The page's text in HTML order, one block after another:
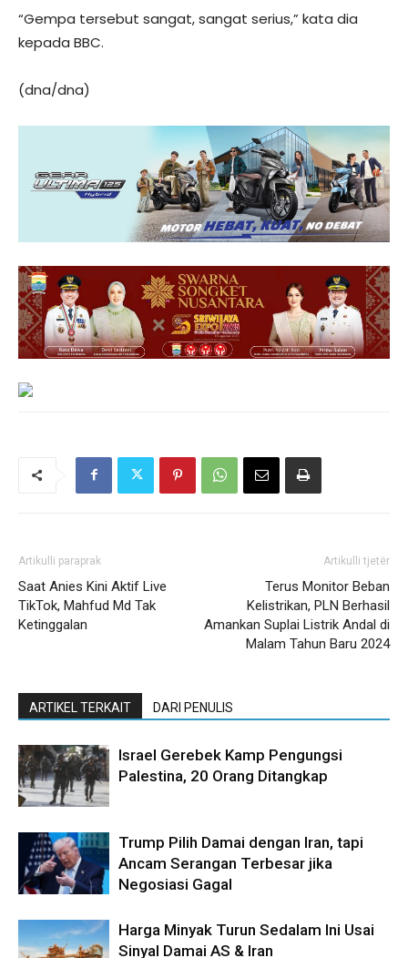
“Gempa tersebut sangat, sangat serius,” kata dia
kepada BBC.
(dna/dna)
Artikulli paraprak
Saat Anies Kini Aktif Live
TikTok, Mahfud Md Tak
Ketinggalan
Artikulli tjetër
Terus Monitor Beban
Kelistrikan, PLN Berhasil
Amankan Suplai Listrik Andal di
Malam Tahun Baru 2024
ARTIKEL TERKAIT DARI PENULIS
Israel Gerebek Kamp Pengungsi
Palestina, 20 Orang Ditangkap
Trump Pilih Damai dengan Iran, tapi
Ancam Serangan Terbesar jika
Negosiasi Gagal
Harga Minyak Turun Sedalam Ini Usai
Sinyal Damai AS & Iran